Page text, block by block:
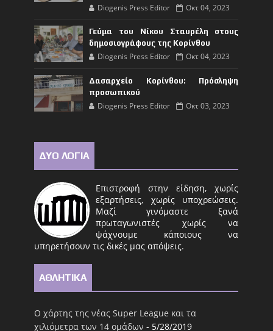
Diogenis Press Editor Οκτ 04, 2023
Γεύμα του Νίκου Σταυρέλη στους
δημοσιογράφους της Κορίνθου
Diogenis Press Editor Οκτ 04, 2023
Δασαρχείο Κορίνθου: Πρόσληψη
προσωπικού
Diogenis Press Editor Οκτ 03, 2023
ΔΥΟ ΛΟΓΙΑ
Επιστροφή στην είδηση, χωρίς
εξαρτήσεις, χωρίς υποχρεώσεις.
Μαζί γινόμαστε ξανά
πρωταγωνιστές χωρίς να
ψάχνουμε κάποιους να
υπηρετήσουν τις δικές μας απόψεις.
ΑΘΛΗΤΙΚΑ
Ο χάρτης της νέας Super League και τα
χιλιόμετρα των 14 ομάδων - 5/28/2019